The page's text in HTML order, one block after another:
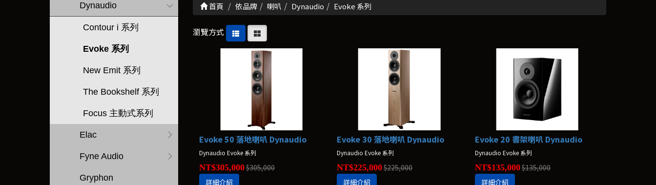
Dynaudio
Contour i 系列
Evoke 系列
New Emit 系列
The Bookshelf 系列
Focus 主動式系列
Elac
Fyne Audio
Gryphon
首頁 依品牌 喇叭 Dynaudio Evoke 系列
瀏覽方式
Evoke 50 落地喇叭 Dynaudio
Dynaudio Evoke 系列
NT$305,000$305,000
詳細介紹
Evoke 30 落地喇叭 Dynaudio
Dynaudio Evoke 系列
NT$225,000$225,000
詳細介紹
Evoke 20 書架喇叭 Dynaudio
Dynaudio Evoke 系列
NT$135,000$135,000
詳細介紹